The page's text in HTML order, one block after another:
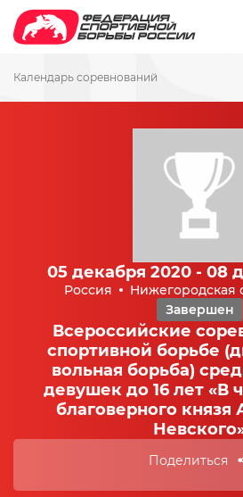
Календарь соревнований
05 декабря 2020 - 08
Россия Нижегородская
Завершен
Всероссийские
спортивной борьбе
вольная борьба)
девушек до 16 лет «В
благоверного князя
Поделиться